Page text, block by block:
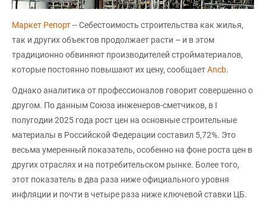
Маркет Репорт-- Себестоимость строительства как жилья,
так и других объектов продолжает расти – и в этом
традиционно обвиняют производителей стройматериалов,
которые постоянно повышают их цену, сообщаетАncb.
Однако аналитика от профессионалов говорит совершенно о
другом. По данным Союза инженеров-сметчиков, в I
полугодии 2025 года рост цен на основные строительные
материалы в Российской Федерации составил 5,72%. Это
весьма умеренный показатель, особенно на фоне роста цен в
других отраслях и на потребительском рынке. Более того,
этот показатель в два раза ниже официального уровня
инфляции и почти в четыре раза ниже ключевой ставки ЦБ.